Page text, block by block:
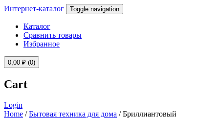
Интернет-каталог Toggle navigation
Каталог
Сравнить товары
Избранное
0,00 ₽ (0)
Cart
Login
Home /Бытовая техника для дома / Бриллиантовый